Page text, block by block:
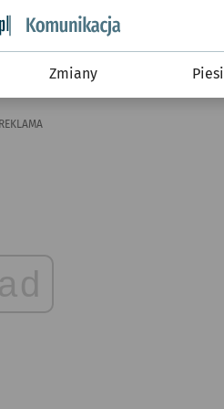
wroclaw.pl podserwis:
Zmiany Piesi
REKLAMA
ad